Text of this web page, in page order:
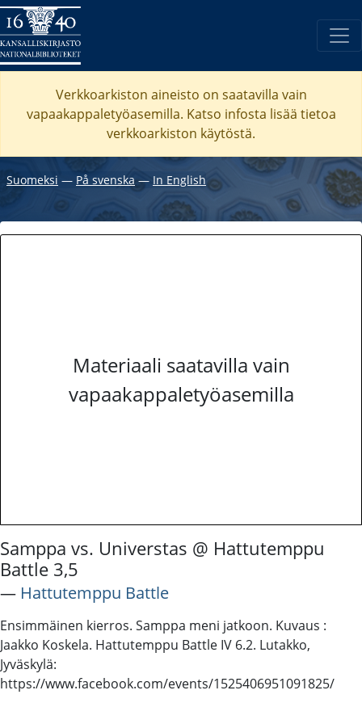
Verkkoarkiston aineisto on saatavilla vain
vapaakappaletyöasemilla. Katso infosta lisää tietoa
verkkoarkiston käytöstä.
Suomeksi ― På svenska― In English
Materiaali saatavilla vain
vapaakappaletyöasemilla
Samppa vs. Universtas @ Hattutemppu
Battle 3,5
― Hattutemppu Battle
Ensimmäinen kierros. Samppa meni jatkoon. Kuvaus :
Jaakko Koskela. Hattutemppu Battle IV 6.2. Lutakko,
Jyväskylä:
https://www.facebook.com/events/1525406951091825/